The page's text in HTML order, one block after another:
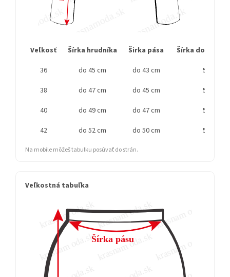
Veľkosť Šírka hrudníka Širka pása
Šírka dolného
36
do 45 cm do 43 cm
53 cm
38
do 47 cm do 45 cm
55 cm
40
do 49 cm do 47 cm
55 cm
42
do 52 cm do 50 cm 57 cm
Na mobile môžeš tabuľku posúvať do strán.
Veľkostná tabuľka